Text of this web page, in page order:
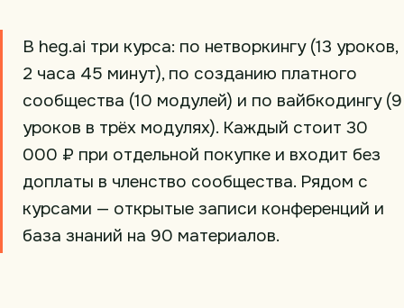
В heg.ai три курса: по нетворкингу (13 уроков,
2 часа 45 минут), по созданию платного
сообщества (10 модулей) и по вайбкодингу (9
уроков в трёх модулях). Каждый стоит 30
000 ₽ при отдельной покупке и входит без
доплаты в членство сообщества. Рядом с
курсами — открытые записи конференций и
база знаний на 90 материалов.